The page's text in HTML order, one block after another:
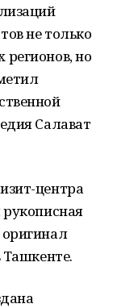
не только
но
Салават
центра
рукописная
Ташкенте.